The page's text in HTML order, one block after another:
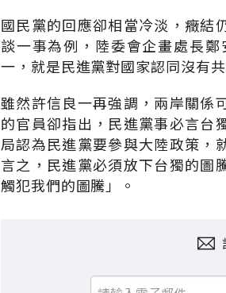
國民黨的回應卻相當冷淡，癥結
談一事為例，陸委會企畫處長
一，就是民進黨對國家認同沒有
雖然許信良一再強調，兩岸關係
的官員卻指出，民進黨事必言台
局認為民進黨要參與大陸政策，
言之，民進黨必須放下台獨的圖
觸犯我們的圖騰」。